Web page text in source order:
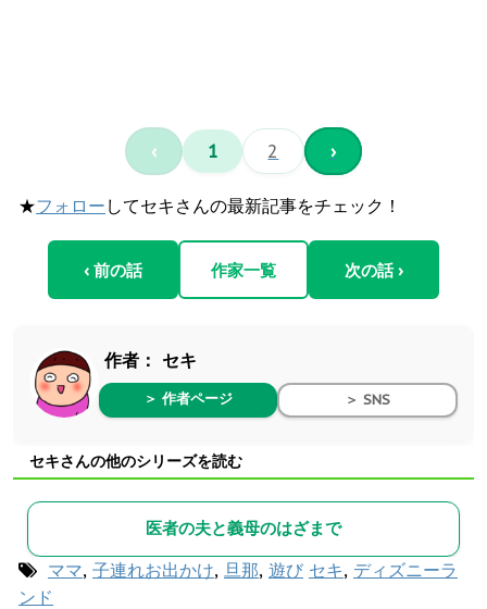
‹ 1 2 ›
★フォロー してセキさんの最新記事をチェック！
‹ 前の話 作家一覧 次の話 ›
作者： セキ
＞ 作者ページ ＞ SNS
セキさんの他のシリーズを読む
医者の夫と義母のはざまで
ママ, 子連れお出かけ, 旦那, 遊び セキ, ディズニーラ
ンド